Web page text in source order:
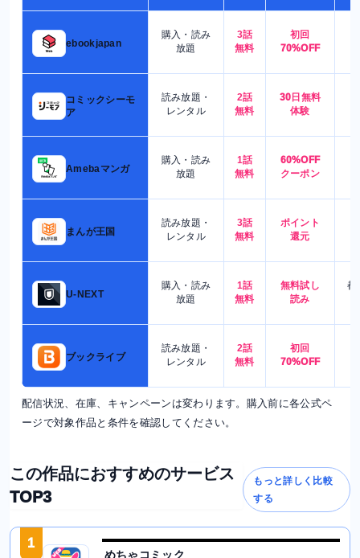
ebookjapan
購入・読み
放題
3話
無料
初回
70%OFF
コミックシーモ
ア
読み放題・
レンタル
2話
無料
30日無料
体験
Amebaマンガ
購入・読み
放題
1話
無料
60%OFF
クーポン
まんが王国
読み放題・
レンタル
3話
無料
ポイント
還元
U-NEXT
購入・読み
放題
1話
無料
無料試し
読み
都
ブックライブ
読み放題・
レンタル
2話
無料
初回
70%OFF
配信状況、在庫、キャンペーンは変わります。購入前に各公式ペ
ージで対象作品と条件を確認してください。
この作品におすすめのサービス
TOP3
もっと詳しく比較
する
1
めちゃコミック